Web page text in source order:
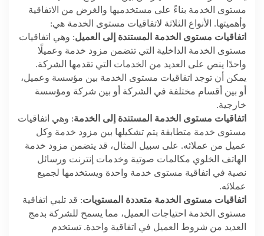
مستوى الخدمة بناءً على مستخدميها والغرض من الاتفاقية
وأهميتها. الأنواع الثلاثة لاتفاقيات مستوى الخدمة هي:
اتفاقيات مستوى الخدمة المستندة إلى العميل: وهي اتفاقيات
مستوى الخدمة الداخلية التي تتضمن مزود خدمة وعميلًا
واحدًا ينص على العديد من الخدمات التي تقدمها الشركة.
يمكن أن توجد اتفاقيات مستوى الخدمة بين مؤسسة وعميل،
أو بين أقسام مختلفة في الشركة أو بين شركة ومؤسسة
خارجية.
اتفاقيات مستوى الخدمة المستندة إلى الخدمة: وهي اتفاقيات
مستوى خدمة متطابقة يتم تشكيلها بين مزود خدمة وكل
عميل من عملائه. على سبيل المثال، قد يتضمن مزود خدمة
الهاتف الخلوي مكالمات صوتية وخدمات إنترنت ورسائل
نصية في اتفاقية مستوى خدمة واحدة ويستخدمها لجميع
عملائه.
اتفاقيات مستوى الخدمة متعددة المستويات: قد تلبي اتفاقية
مستوى الخدمة احتياجات العميل، مما يسمح للشركة بدمج
العديد من شروط العميل في اتفاقية واحدة. تستخدم